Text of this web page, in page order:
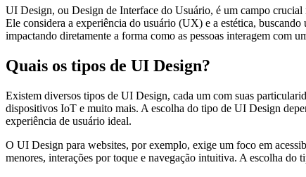
UI Design, ou Design de Interface do Usuário, é um campo
Ele considera a experiência do usuário (UX) e a estética,
impactando diretamente a forma como as pessoas interagem com
Quais os tipos de UI Design?
Existem diversos tipos de UI Design, cada um com suas
dispositivos IoT e muito mais. A escolha do tipo de UI Design
experiência de usuário ideal.
O UI Design para websites, por exemplo, exige um foco em
menores, interações por toque e navegação intuitiva. A escolha